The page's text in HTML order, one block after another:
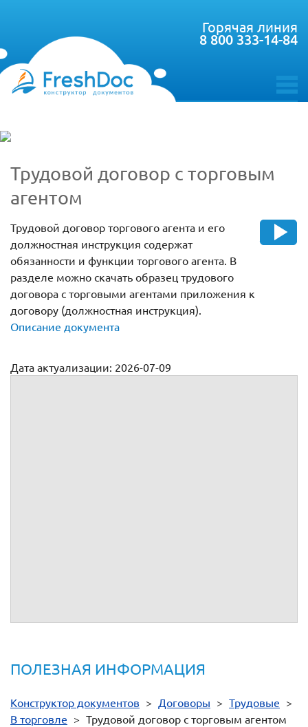
toggle
Горячая линия
8 800 333-14-84
Трудовой договор с торговым
агентом
Трудовой договор торгового агента и его
должностная инструкция содержат
обязанности и функции торгового агента. В
разделе можно скачать образец трудового
договора с торговыми агентами приложения к
договору (должностная инструкция).
Описание документа
Дата актуализации: 2026-07-09
ПОЛЕЗНАЯ ИНФОРМАЦИЯ
Конструктор документов > Договоры > Трудовые >
В торговле > Трудовой договор с торговым агентом